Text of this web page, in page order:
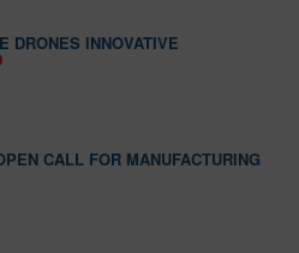
DRONES INNOVATIVE
CALL FOR MANUFACTURING